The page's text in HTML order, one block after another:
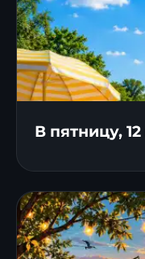
В пятницу,